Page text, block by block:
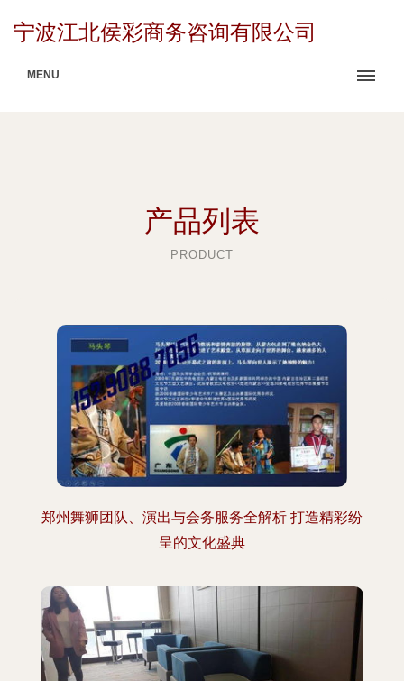
宁波江北侯彩商务咨询有限公司
MENU
产品列表
PRODUCT
郑州舞狮团队、演出与会务服务全解析 打造精彩纷
呈的文化盛典